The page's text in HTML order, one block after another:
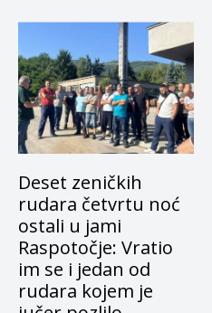
Deset zeničkih
rudara četvrtu noć
ostali u jami
Raspotočje: Vratio
im se i jedan od
rudara kojem je